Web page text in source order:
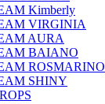
Kimberly
VIRGINIA
AURA
BAIANO
ROSMARINO
SHINY